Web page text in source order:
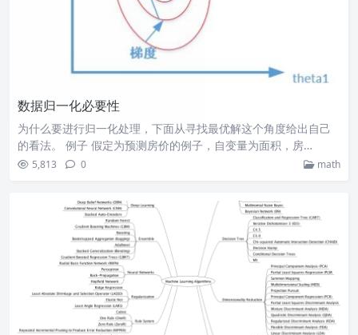
数据归一化必要性
为什么要进行归一化处理，下面从寻找最优解这个角度给出自己
的看法。 例子 假定为预测房价的例子，自变量为面积，房…
5,813 0 math